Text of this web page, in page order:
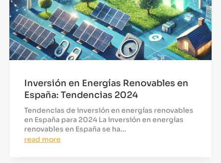
Inversión en Energías Renovables en
España: Tendencias 2024
Tendencias de inversión en energías renovables
en España para 2024 La inversión en energías
renovables en España se ha...
read more